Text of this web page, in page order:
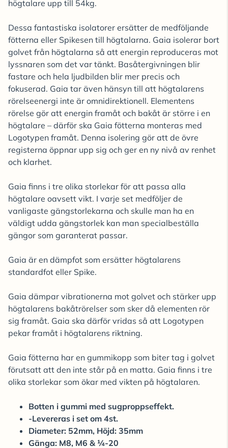
högtalare upp till 54kg.
Dessa fantastiska isolatorer ersätter de medföljande
fötterna eller Spikesen till högtalarna. Gaia isolerar bort
golvet från högtalarna så att energin reproduceras mot
lyssnaren som det var tänkt. Basåtergivningen blir
fastare och hela ljudbilden blir mer precis och
fokuserad. Gaia tar även hänsyn till att högtalarens
rörelseenergi inte är omnidirektionell. Elementens
rörelse gör att energin framåt och bakåt är större i en
högtalare – därför ska Gaia fötterna monteras med
Logotypen framåt. Denna isolering gör att de övre
registerna öppnar upp sig och ger en ny nivå av renhet
och klarhet.
Gaia finns i tre olika storlekar för att passa alla
högtalare oavsett vikt. I varje set medföljer de
vanligaste gängstorlekarna och skulle man ha en
väldigt udda gängstorlek kan man specialbeställa
gängor som garanterat passar.
Gaia är en dämpfot som ersätter högtalarens
standardfot eller Spike.
Gaia dämpar vibrationerna mot golvet och stärker upp
högtalarens bakåtrörelser som sker då elementen rör
sig framåt. Gaia ska därför vridas så att Logotypen
pekar framåt i högtalarens riktning.
Gaia fötterna har en gummikopp som biter tag i golvet
förutsatt att den inte står på en matta. Gaia finns i tre
olika storlekar som ökar med vikten på högtalaren.
Botten i gummi med sugproppseffekt.
-Levereras i set om 4st.
Diameter: 52mm, Höjd: 35mm
Gänga: M8, M6 & ¼-20